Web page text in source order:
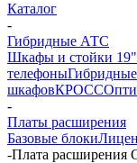
Каталог
-
Гибридные АТС
Шкафы и стойки 19"
телефоны
шкафовКРОСС
-
Платы расширения
Базовые блоки
-Плата расширения